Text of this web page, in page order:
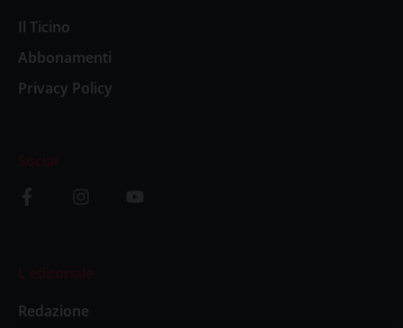
Il Ticino
Abbonamenti
Privacy Policy
Social
L’editoriale
Redazione